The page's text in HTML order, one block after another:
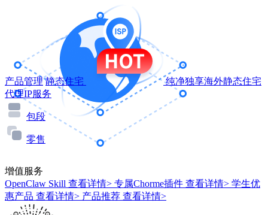
产品管理 静态住宅
纯净独享海外静态住宅
代理IP服务
包段
零售
增值服务
OpenClaw Skill 查看详情> 专属Chorme插件 查看详情> 学生优
惠产品 查看详情> 产品推荐 查看详情>